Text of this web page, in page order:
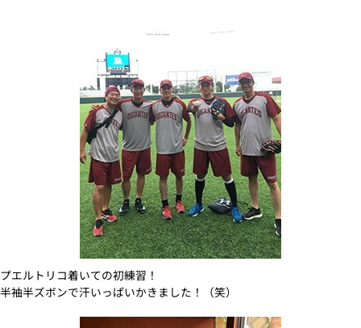
プエルトリコ着いての初練習！
半袖半ズボンで汗いっぱいかきました！（笑）